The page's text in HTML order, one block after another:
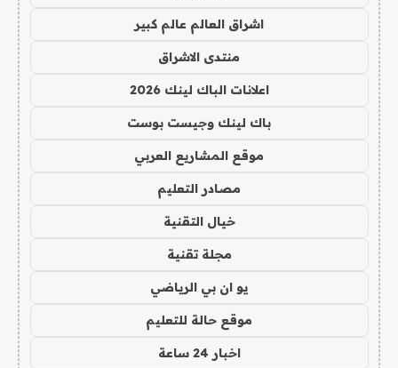
اشراق العالم عالم كبير
منتدى الاشراق
اعلانات الباك لينك 2026
باك لينك وجيست بوست
موقع المشاريع العربي
مصادر التعليم
خيال التقنية
مجلة تقنية
يو ان بي الرياضي
موقع حالة للتعليم
اخبار 24 ساعة